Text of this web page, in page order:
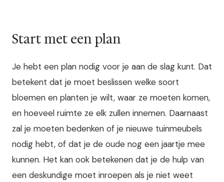
Start met een plan
Je hebt een plan nodig voor je aan de slag kunt. Dat
betekent dat je moet beslissen welke soort
bloemen en planten je wilt, waar ze moeten komen,
en hoeveel ruimte ze elk zullen innemen. Daarnaast
zal je moeten bedenken of je nieuwe tuinmeubels
nodig hebt, of dat je de oude nog een jaartje mee
kunnen. Het kan ook betekenen dat je de hulp van
een deskundige moet inroepen als je niet weet